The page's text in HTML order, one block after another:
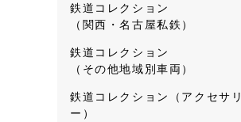
鉄道コレクション
（関西・名古屋私鉄）
鉄道コレクション
（その他地域別車両）
鉄道コレクション（アクセサリ
ー）